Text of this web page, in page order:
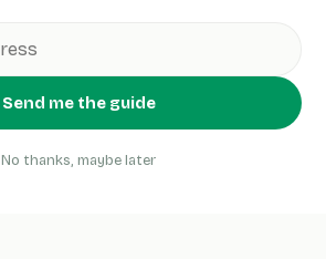
Send me the guide
No thanks, maybe later